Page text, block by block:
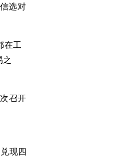
选对
在工
召开
现四